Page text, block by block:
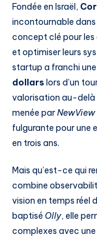
Fondée en Israël,
incontournable dans
concept clé pour les
et optimiser leurs
startup a franchi
dollars lors d’un
valorisation au-delà
menée par
fulgurante pour une
en trois ans.
Mais qu’est-ce qui
combine
vision en temps réel
baptisé Olly, elle
complexes avec